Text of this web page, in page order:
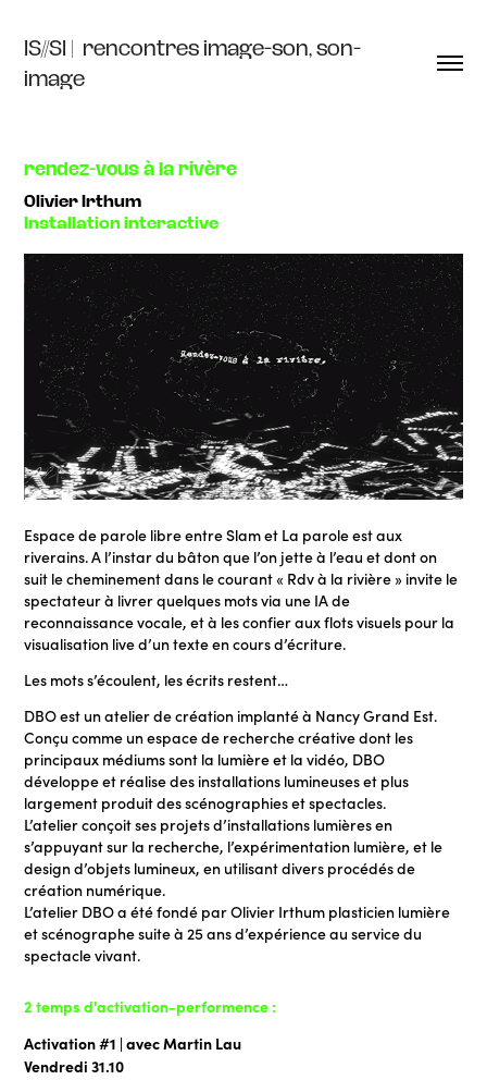
IS//SI |  rencontres image-son, son-
image
rendez-vous à la rivère
Olivier Irthum
Installation interactive
Espace de parole libre entre Slam et La parole est aux
riverains. A l’instar du bâton que l’on jette à l’eau et dont on
suit le cheminement dans le courant « Rdv à la rivière » invite le
spectateur à livrer quelques mots via une IA de
reconnaissance vocale, et à les confier aux flots visuels pour la
visualisation live d’un texte en cours d’écriture.
Les mots s’écoulent, les écrits restent…
DBO est un atelier de création implanté à Nancy Grand Est.
Conçu comme un espace de recherche créative dont les
principaux médiums sont la lumière et la vidéo, DBO
développe et réalise des installations lumineuses et plus
largement produit des scénographies et spectacles.
L’atelier conçoit ses projets d’installations lumières en
s’appuyant sur la recherche, l’expérimentation lumière, et le
design d’objets lumineux, en utilisant divers procédés de
création numérique.
L’atelier DBO a été fondé par Olivier Irthum plasticien lumière
et scénographe suite à 25 ans d’expérience au service du
spectacle vivant.
2 temps d'activation-performence :
Activation #1 | avec Martin Lau
Vendredi 31.10